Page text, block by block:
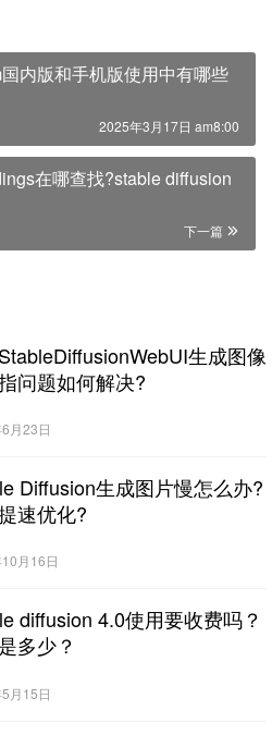
内版和手机版使用中有哪些
2025年3月17日 am8:00
在哪查找?stable diffusion
下一篇
生成图像
问题如何解决?
月23日
Diffusion生成图片慢怎么办?
速优化?
月16日
diffusion 4.0使用要收费吗？
多少？
月15日